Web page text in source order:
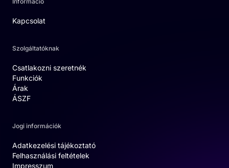
Kapcsolat
Szolgáltatóknak
Csatlakozni szeretnék
Funkciók
Árak
ÁSZF
Jogi információk
Adatkezelési tájékoztató
Felhasználási feltételek
Impresszum